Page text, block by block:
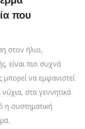
που
στον ήλιο,
είναι πιο συχνά
να εμφανιστεί
στα γεννητικά
η συστηματική